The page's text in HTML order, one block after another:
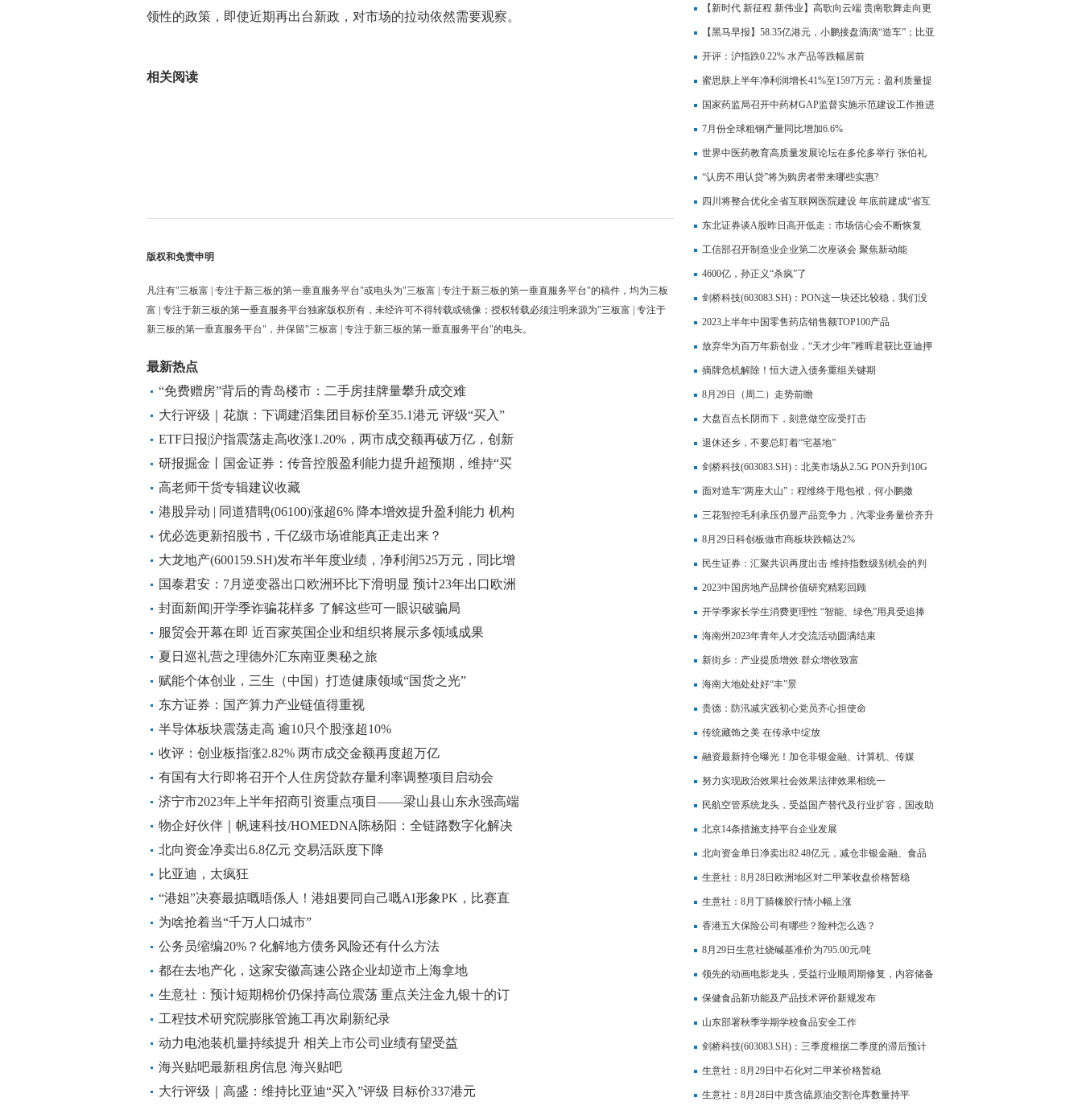
领性的政策，即使近期再出台新政，对市场的拉动依然需要观察。
相关阅读
版权和免责申明
凡注有"三板富 | 专注于新三板的第一垂直服务平台"或电头为"三板富 | 专注于新三板的第一垂直服务平台"的稿件，均为三板
富 | 专注于新三板的第一垂直服务平台独家版权所有，未经许可不得转载或镜像；授权转载必须注明来源为"三板富 | 专注于
新三板的第一垂直服务平台"，并保留"三板富 | 专注于新三板的第一垂直服务平台"的电头。
最新热点
“免费赠房”背后的青岛楼市：二手房挂牌量攀升成交难
大行评级｜花旗：下调建滔集团目标价至35.1港元 评级“买入”
ETF日报|沪指震荡走高收涨1.20%，两市成交额再破万亿，创新
药企ETF(560900)收涨2.61%
研报掘金丨国金证券：传音控股盈利能力提升超预期，维持“买
入”评级
高老师干货专辑建议收藏
港股异动 | 同道猎聘(06100)涨超6% 降本增效提升盈利能力 机构
看好其增长潜力
优必选更新招股书，千亿级市场谁能真正走出来？
大龙地产(600159.SH)发布半年度业绩，净利润525万元，同比增
长32.93%
国泰君安：7月逆变器出口欧洲环比下滑明显 预计23年出口欧洲
金额同比增长48%
封面新闻|开学季诈骗花样多 了解这些可一眼识破骗局
服贸会开幕在即 近百家英国企业和组织将展示多领域成果
夏日巡礼营之理德外汇东南亚奥秘之旅
赋能个体创业，三生（中国）打造健康领域“国货之光”
东方证券：国产算力产业链值得重视
半导体板块震荡走高 逾10只个股涨超10%
收评：创业板指涨2.82% 两市成交金额再度超万亿
有国有大行即将召开个人住房贷款存量利率调整项目启动会
济宁市2023年上半年招商引资重点项目——梁山县山东永强高端
户外家具生产项目
物企好伙伴｜帆速科技/HOMEDNA陈杨阳：全链路数字化解决
方案为家装家居赋能
北向资金净卖出6.8亿元 交易活跃度下降
比亚迪，太疯狂
“港姐”决赛最掂嘅唔係人！港姐要同自己嘅AI形象PK，比赛直
播即时出字幕获赞~科技元素全程抢镜
为啥抢着当“千万人口城市”
公务员缩编20%？化解地方债务风险还有什么方法
都在去地产化，这家安徽高速公路企业却逆市上海拿地
生意社：预计短期棉价仍保持高位震荡 重点关注金九银十的订
单下达情况
工程技术研究院膨胀管施工再次刷新纪录
动力电池装机量持续提升 相关上市公司业绩有望受益
海兴贴吧最新租房信息 海兴贴吧
大行评级｜高盛：维持比亚迪“买入”评级 目标价337港元
【新时代 新征程 新伟业】高歌向云端 贵南歌舞走向更
大舞台
【黑马早报】58.35亿港元，小鹏接盘滴滴“造车”；比亚
迪史上最大并购案来了；董明珠怒斥员工吃着碗里看着
锅里；家乐福广深门店已全部关闭...
开评：沪指跌0.22% 水产品等跌幅居前
蜜思肤上半年净利润增长41%至1597万元：盈利质量提
升 资产状况稳健
国家药监局召开中药材GAP监督实施示范建设工作推进
会
7月份全球粗钢产量同比增加6.6%
世界中医药教育高质量发展论坛在多伦多举行 张伯礼
看好中西医结合
“认房不用认贷”将为购房者带来哪些实惠?
四川将整合优化全省互联网医院建设 年底前建成“省互
联网总医院”
东北证券谈A股昨日高开低走：市场信心会不断恢复
工信部召开制造业企业第二次座谈会 聚焦新动能
4600亿，孙正义“杀疯”了
剑桥科技(603083.SH)：PON这一块还比较稳，我们没
有觉得现在在北美有什么PON的价格战
2023上半年中国零售药店销售额TOP100产品
放弃华为百万年薪创业，“天才少年”稚晖君获比亚迪押
宝
摘牌危机解除！恒大进入债务重组关键期
8月29日（周二）走势前瞻
大盘百点长阴而下，刻意做空应受打击
退休还乡，不要总盯着“宅基地”
剑桥科技(603083.SH)：北美市场从2.5G PON升到10G
PON，趋势非常明显，而潜在的客户也非常多
面对造车“两座大山”：程维终于甩包袱，何小鹏撒
币“续梦”
三花智控毛利承压仍显产品竞争力，汽零业务量价齐升
8月29日科创板做市商板块跌幅达2%
民生证券：汇聚共识再度出击 维持指数级别机会的判
断
2023中国房地产品牌价值研究精彩回顾
开学季家长学生消费更理性 “智能、绿色”用具受追捧
海南州2023年青年人才交流活动圆满结束
新街乡：产业提质增效 群众增收致富
海南大地处处好“丰”景
贵德：防汛减灾践初心党员齐心担使命
传统藏饰之美 在传承中绽放
融资最新持仓曝光！加仓非银金融、计算机、传媒
努力实现政治效果社会效果法律效果相统一
民航空管系统龙头，受益国产替代及行业扩容，国改助
力腾飞——8月29日研报挖矿
北京14条措施支持平台企业发展
北向资金单日净卖出82.48亿元，减仓非银金融、食品
饮料、汽车
生意社：8月28日欧洲地区对二甲苯收盘价格暂稳
生意社：8月丁腈橡胶行情小幅上涨
香港五大保险公司有哪些？险种怎么选？
8月29日生意社烧碱基准价为795.00元/吨
领先的动画电影龙头，受益行业顺周期修复，内容储备
丰富望贡献业绩弹性——8月29日研报挖矿
保健食品新功能及产品技术评价新规发布
山东部署秋季学期学校食品安全工作
剑桥科技(603083.SH)：三季度根据二季度的滞后预计
有所增长，但不能保证三季度本身预测的订单不再次递
延
生意社：8月29日中石化对二甲苯价格暂稳
生意社：8月28日中质含硫原油交割仓库数量持平